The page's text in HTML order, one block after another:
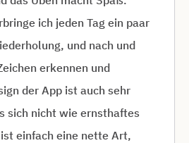
ich jeden Tag ein paar
und nach und
erkennen und
der App ist auch sehr
sich nicht wie ernsthaftes
einfach eine nette Art,